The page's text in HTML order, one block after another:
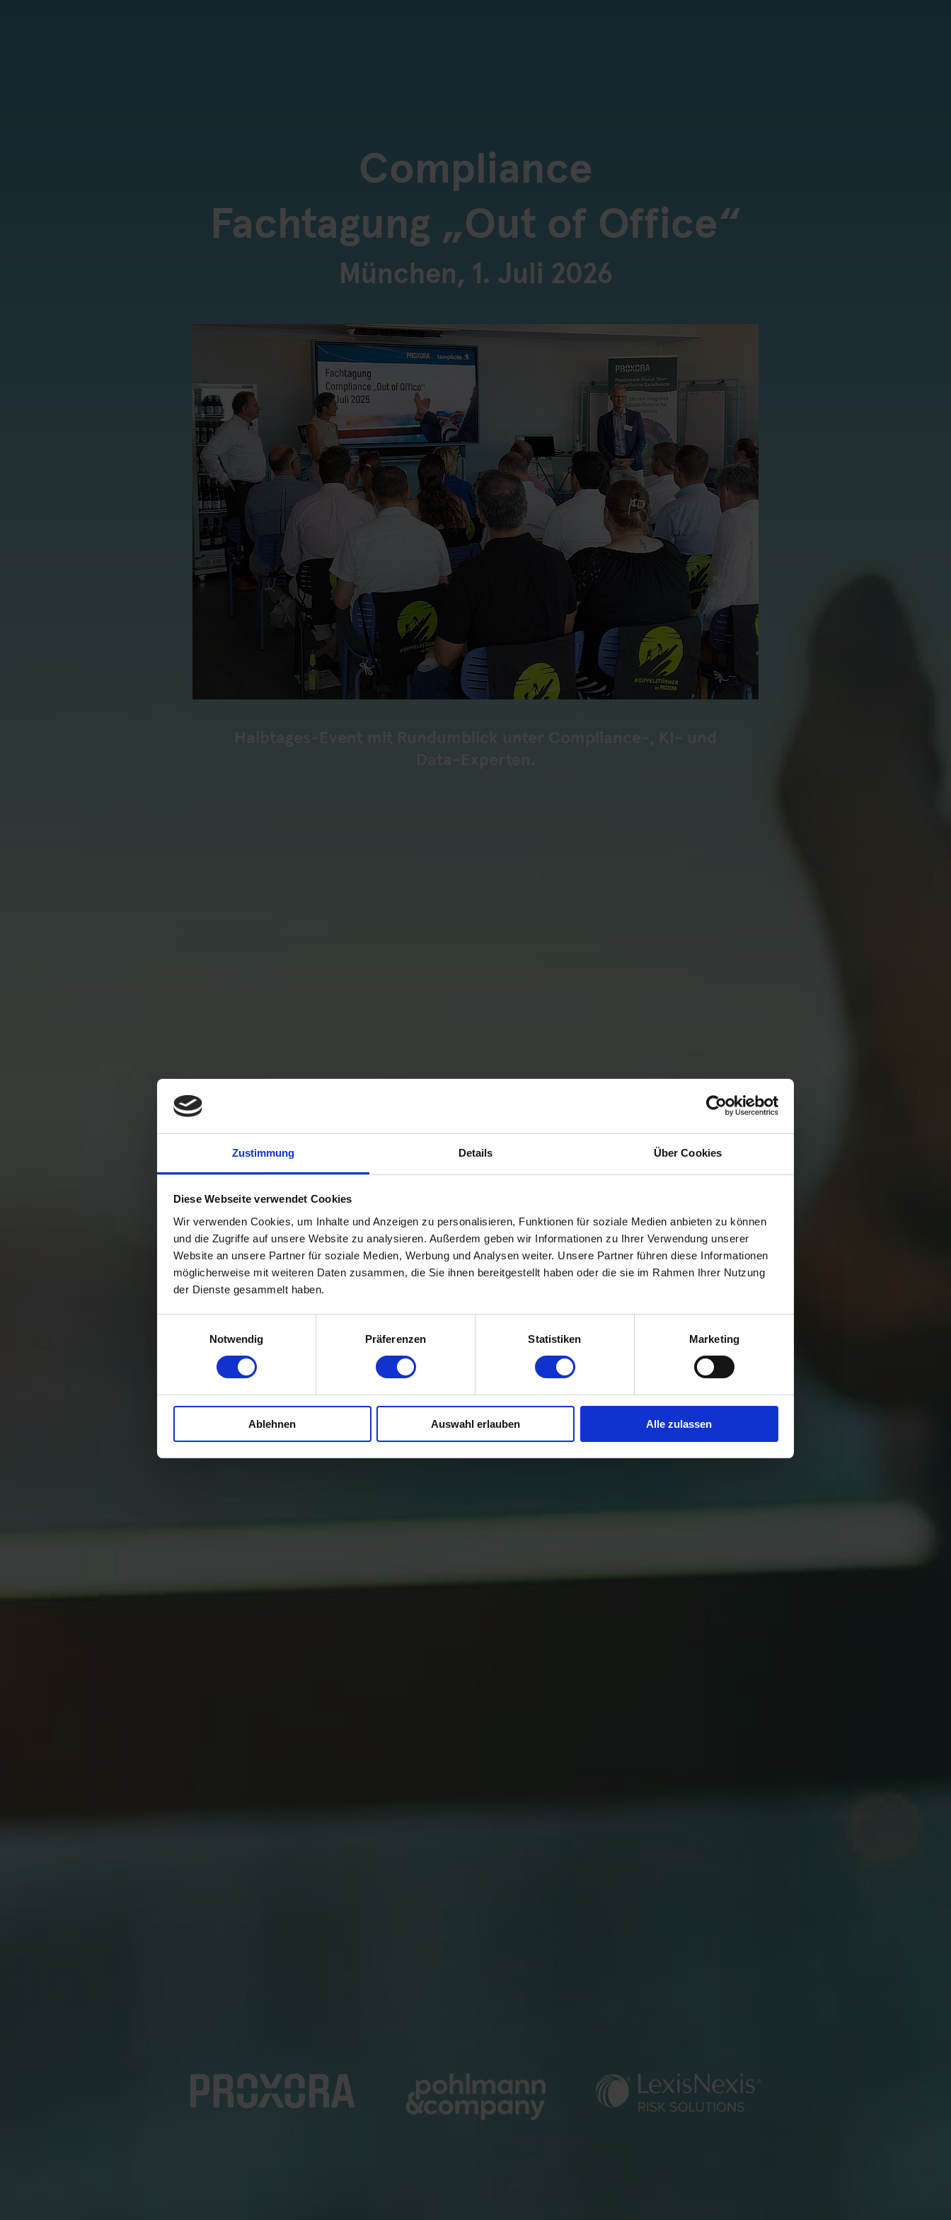
Zustimmung Details Über Cookies
Diese Webseite verwendet Cookies
Wir verwenden Cookies, um Inhalte und Anzeigen zu personalisieren, Funktionen für soziale Medien anbieten zu können
und die Zugriffe auf unsere Website zu analysieren. Außerdem geben wir Informationen zu Ihrer Verwendung unserer
Website an unsere Partner für soziale Medien, Werbung und Analysen weiter. Unsere Partner führen diese Informationen
möglicherweise mit weiteren Daten zusammen, die Sie ihnen bereitgestellt haben oder die sie im Rahmen Ihrer Nutzung
der Dienste gesammelt haben.
Notwendig
Präferenzen Statistiken Marketing
Ablehnen Auswahl erlauben Alle zulassen
Compliance
Fachtagung „Out of Office“
München, 1. Juli 2026
Download Event-Flyer JETZT ANMELDEN